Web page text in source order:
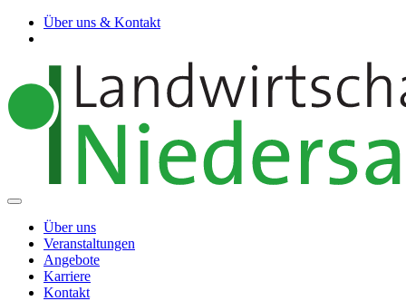
Über uns & Kontakt
Über uns
Veranstaltungen
Angebote
Karriere
Kontakt